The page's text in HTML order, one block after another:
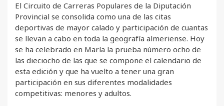
El Circuito de Carreras Populares de la Diputación
Provincial se consolida como una de las citas
deportivas de mayor calado y participación de cuantas
se llevan a cabo en toda la geografía almeriense. Hoy
se ha celebrado en María la prueba número ocho de
las dieciocho de las que se compone el calendario de
esta edición y que ha vuelto a tener una gran
participación en sus diferentes modalidades
competitivas: menores y adultos.